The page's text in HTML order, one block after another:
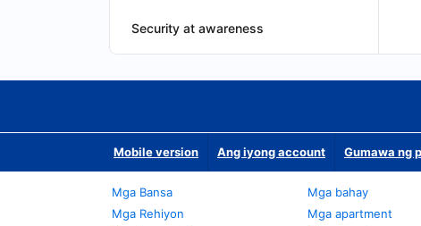
Security at awareness
Mobile version Ang iyong account Gumawa ng
Mga Bansa
Mga Rehiyon
Mga bahay
Mga apartment